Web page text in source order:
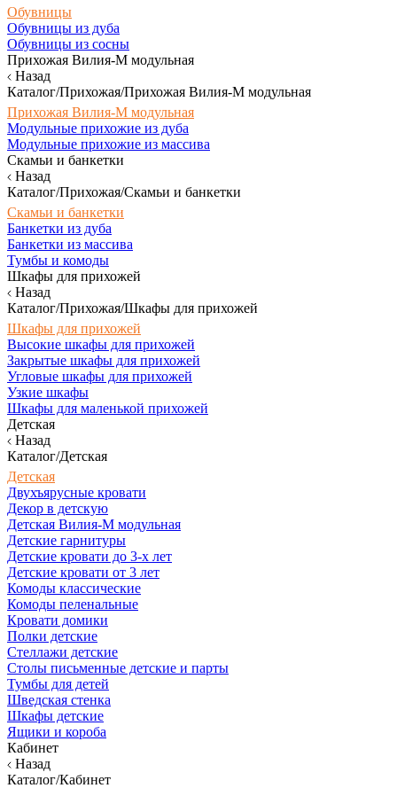
Обувницы
Обувницы из дуба
Обувницы из сосны
Прихожая Вилия-М модульная
Назад
Каталог/Прихожая/Прихожая Вилия-М модульная
Прихожая Вилия-М модульная
Модульные прихожие из дуба
Модульные прихожие из массива
Скамьи и банкетки
Назад
Каталог/Прихожая/Скамьи и банкетки
Скамьи и банкетки
Банкетки из дуба
Банкетки из массива
Тумбы и комоды
Шкафы для прихожей
Назад
Каталог/Прихожая/Шкафы для прихожей
Шкафы для прихожей
Высокие шкафы для прихожей
Закрытые шкафы для прихожей
Угловые шкафы для прихожей
Узкие шкафы
Шкафы для маленькой прихожей
Детская
Назад
Каталог/Детская
Детская
Двухъярусные кровати
Декор в детскую
Детская Вилия-М модульная
Детские гарнитуры
Детские кровати до 3-х лет
Детские кровати от 3 лет
Комоды классические
Комоды пеленальные
Кровати домики
Полки детские
Стеллажи детские
Столы письменные детские и парты
Тумбы для детей
Шведская стенка
Шкафы детские
Ящики и короба
Кабинет
Назад
Каталог/Кабинет